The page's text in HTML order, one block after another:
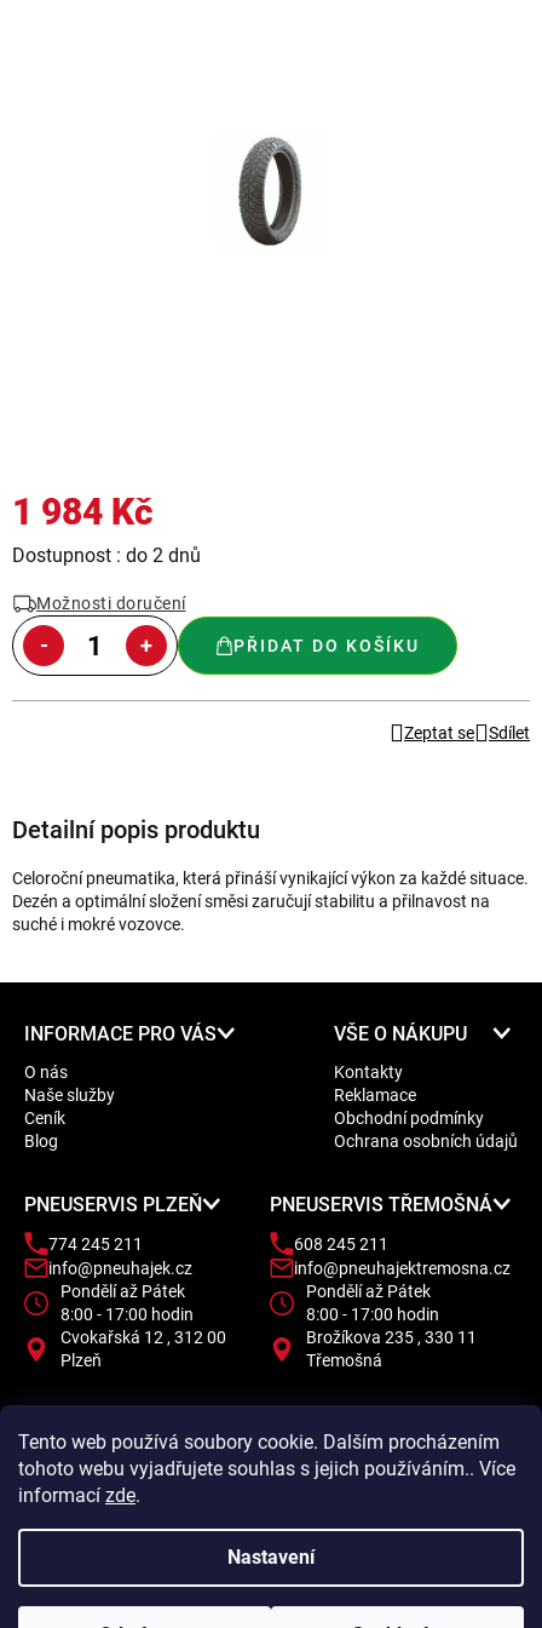
Tento web používá soubory cookie. Dalším procházením
tohoto webu vyjadřujete souhlas s jejich používáním.. Více
informací zde.
Nastavení
1 984 Kč
Měrná
Dostupnost : do 2 dnů
Možnosti doručení
PŘIDAT DO KOŠÍKU
Zeptat se Sdílet
Detailní popis produktu
Celoroční pneumatika, která přináší vynikající výkon za každé situace.
Dezén a optimální složení směsi zaručují stabilitu a přilnavost na
suché i mokré vozovce.
INFORMACE PRO VÁS
O nás
Naše služby
Ceník
Blog
VŠE O NÁKUPU
Kontakty
Reklamace
Obchodní podmínky
Ochrana osobních údajů
PNEUSERVIS PLZEŇ
774 245 211
info@pneuhajek.cz
Pondělí až Pátek
8:00 - 17:00 hodin
Cvokařská 12 , 312 00
Plzeň
PNEUSERVIS TŘEMOŠNÁ
608 245 211
info@pneuhajektremosna.cz
Pondělí až Pátek
8:00 - 17:00 hodin
Brožíkova 235 , 330 11
Třemošná